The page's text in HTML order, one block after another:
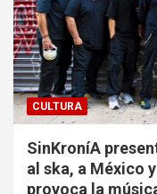
CULTURA
SinKroníA
al ska, a México
provoca la